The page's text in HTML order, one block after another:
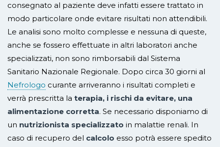
consegnato al paziente deve infatti essere trattato in
modo particolare onde evitare risultati non attendibili.
Le analisi sono molto complesse e nessuna di queste,
anche se fossero effettuate in altri laboratori anche
specializzati, non sono rimborsabili dal Sistema
Sanitario Nazionale Regionale. Dopo circa 30 giorni al
Nefrologo curante arriveranno i risultati completi e
verrà prescritta la terapia, i rischi da evitare, una
alimentazione corretta. Se necessario disponiamo di
un nutrizionista specializzato in malattie renali. In
caso di recupero del calcolo esso potrà essere spedito